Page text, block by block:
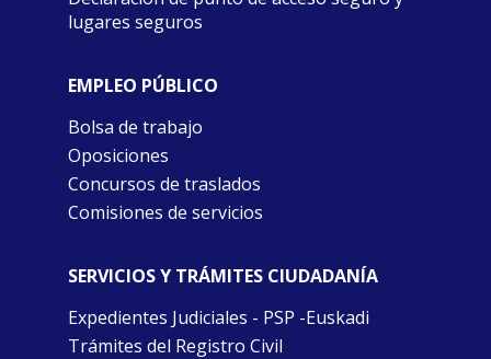
lugares seguros
EMPLEO PÚBLICO
Bolsa de trabajo
Oposiciones
Concursos de traslados
Comisiones de servicios
SERVICIOS Y TRÁMITES CIUDADANÍA
Expedientes Judiciales - PSP -Euskadi
Trámites del Registro Civil